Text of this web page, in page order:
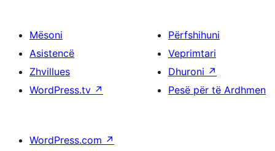
Mësoni
Asistencë
Zhvillues
WordPress.tv ↗
Përfshihuni
Veprimtari
Dhuroni ↗
Pesë për të Ardhmen
WordPress.com ↗